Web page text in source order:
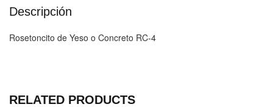
Descripción
Rosetoncito de Yeso o Concreto RC-4
RELATED PRODUCTS